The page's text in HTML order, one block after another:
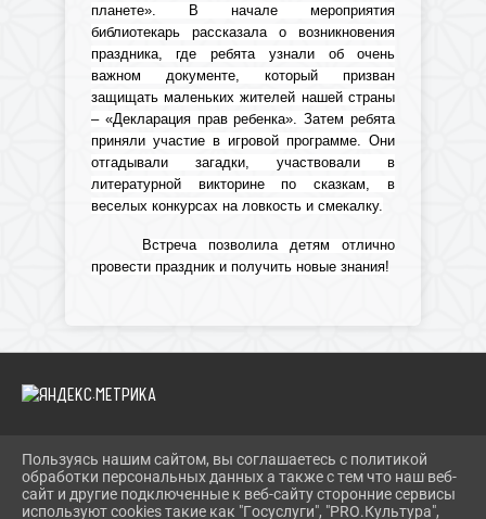
планете». В начале мероприятия
библиотекарь рассказала о возникновения
праздника, где ребята узнали об очень
важном документе, который призван
защищать маленьких жителей нашей страны
– «Декларация прав ребенка». Затем ребята
приняли участие в игровой программе. Они
отгадывали загадки, участвовали в
литературной викторине по сказкам, в
веселых конкурсах на ловкость и смекалку.
Встреча позволила детям отлично
провести праздник и получить новые знания!
2026 Г. IBRBIB.RU
ВХОД
КАРТА САЙТА
Пользуясь нашим сайтом, вы соглашаетесь с политикой
обработки персональных данных а также с тем что наш веб-
сайт и другие подключенные к веб-сайту сторонние сервисы
используют cookies такие как "Госуслуги", "PRO.Культура",